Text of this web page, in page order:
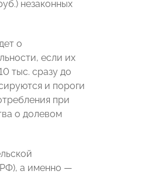
незаконных
о
если их
тыс. сразу до
и пороги
при
о долевом
РФ), а именно —